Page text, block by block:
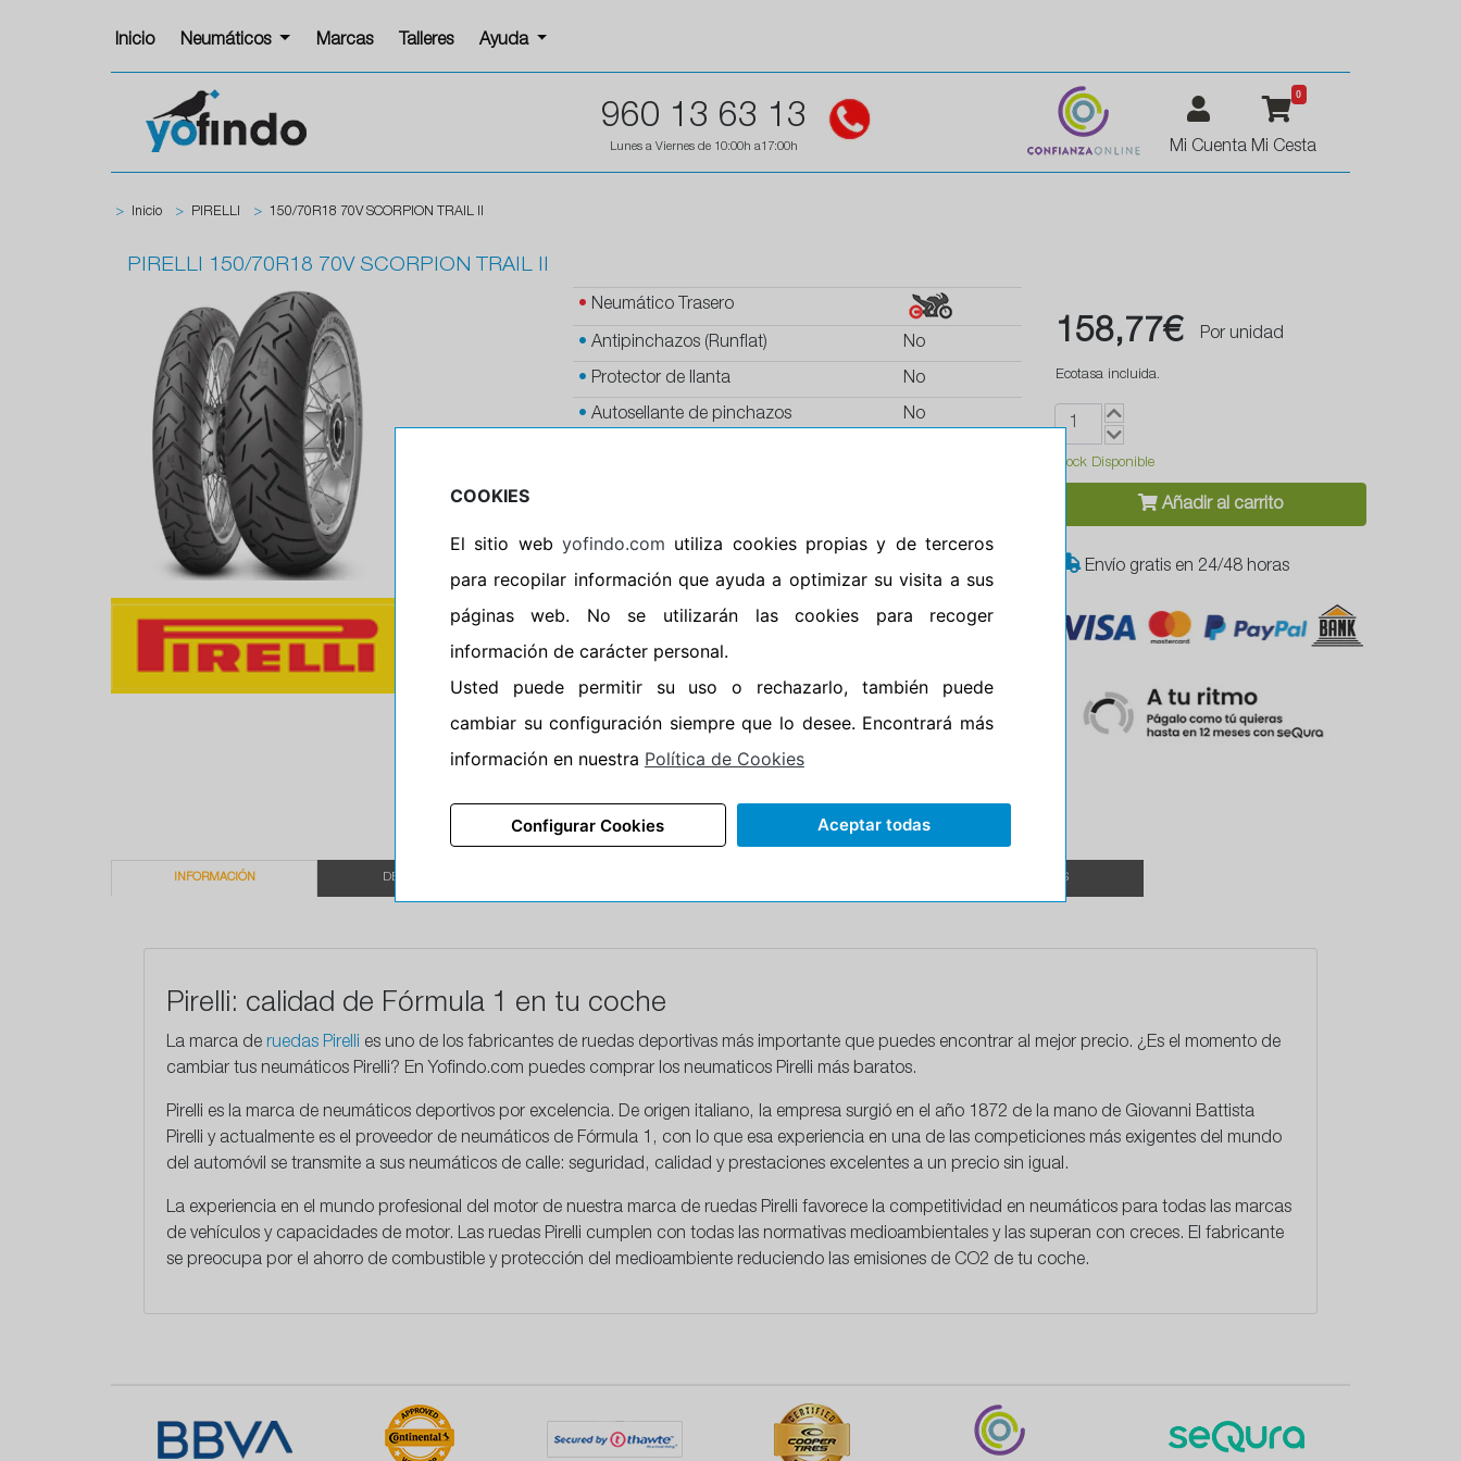
Inicio Neumáticos Marcas Talleres Ayuda
960 13 63 13
Lunes a Viernes de 10:00h a17:00h Mi Cuenta
0
Mi Cesta
> Inicio > PIRELLI > 150/70R18 70V SCORPION TRAIL II
PIRELLI 150/70R18 70V SCORPION TRAIL II
• Neumático Trasero
• Antipinchazos (Runflat) No
• Protector de llanta No
• Autosellante de pinchazos No
PREMIUM
•
158,77€ Por unidad
Ecotasa incluida.
Stock Disponible
Añadir al carrito
Envío gratis en 24/48 horas
INFORMACIÓN DESCRIPCIÓN TALLERES
Pirelli: calidad de Fórmula 1 en tu coche
La marca de ruedas Pirelli es uno de los fabricantes de ruedas deportivas más importante que puedes encontrar al mejor precio. ¿Es el momento de
cambiar tus neumáticos Pirelli? En Yofindo.com puedes comprar los neumaticos Pirelli más baratos.
Pirelli es la marca de neumáticos deportivos por excelencia. De origen italiano, la empresa surgió en el año 1872 de la mano de Giovanni Battista
Pirelli y actualmente es el proveedor de neumáticos de Fórmula 1, con lo que esa experiencia en una de las competiciones más exigentes del mundo
del automóvil se transmite a sus neumáticos de calle: seguridad, calidad y prestaciones excelentes a un precio sin igual.
La experiencia en el mundo profesional del motor de nuestra marca de ruedas Pirelli favorece la competitividad en neumáticos para todas las marcas
de vehículos y capacidades de motor. Las ruedas Pirelli cumplen con todas las normativas medioambientales y las superan con creces. El fabricante
se preocupa por el ahorro de combustible y protección del medioambiente reduciendo las emisiones de CO2 de tu coche.
COOKIES
El sitio web yofindo.com utiliza cookies propias y de terceros
para recopilar información que ayuda a optimizar su visita a sus
páginas web. No se utilizarán las cookies para recoger
información de carácter personal.
Usted puede permitir su uso o rechazarlo, también puede
cambiar su configuración siempre que lo desee. Encontrará más
información en nuestra Política de Cookies
Configurar Cookies Aceptar todas